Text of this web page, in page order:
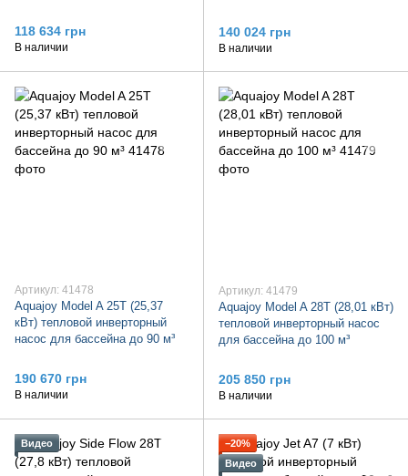
118 634 грн
В наличии
140 024 грн
В наличии
Артикул: 41478
Aquajoy Model A 25T (25,37
кВт) тепловой инверторный
насос для бассейна до 90 м³
190 670 грн
В наличии
Артикул: 41479
Aquajoy Model A 28T (28,01 кВт)
тепловой инверторный насос
для бассейна до 100 м³
205 850 грн
В наличии
Видео
−20%
Видео